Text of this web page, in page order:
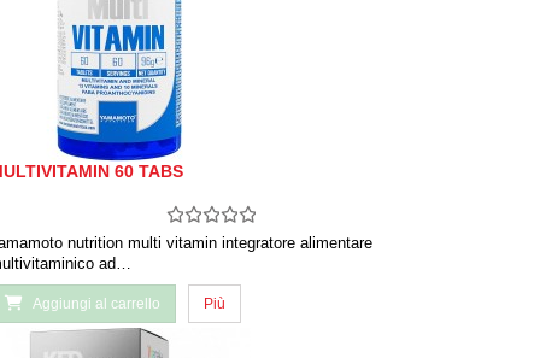
60 TABS
nutrition multi vitamin integratore alimentare
ad…
Aggiungi al carrello Più